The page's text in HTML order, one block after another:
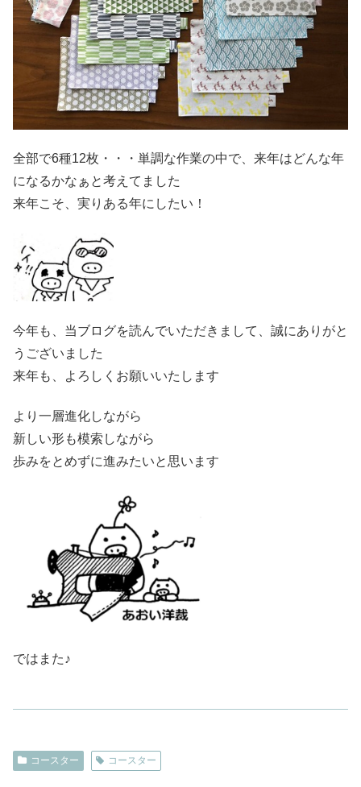
全部で6種12枚・・・単調な作業の中で、来年はどんな年
になるかなぁと考えてました
来年こそ、実りある年にしたい！
今年も、当ブログを読んでいただきまして、誠にありがと
うございました
来年も、よろしくお願いいたします
より一層進化しながら
新しい形も模索しながら
歩みをとめずに進みたいと思います
ではまた♪
コースター コースター